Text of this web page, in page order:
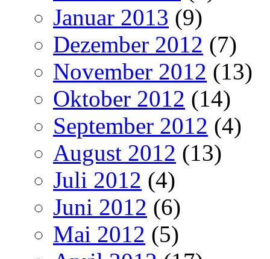
Januar 2013 (9)
Dezember 2012 (7)
November 2012 (13)
Oktober 2012 (14)
September 2012 (4)
August 2012 (13)
Juli 2012 (4)
Juni 2012 (6)
Mai 2012 (5)